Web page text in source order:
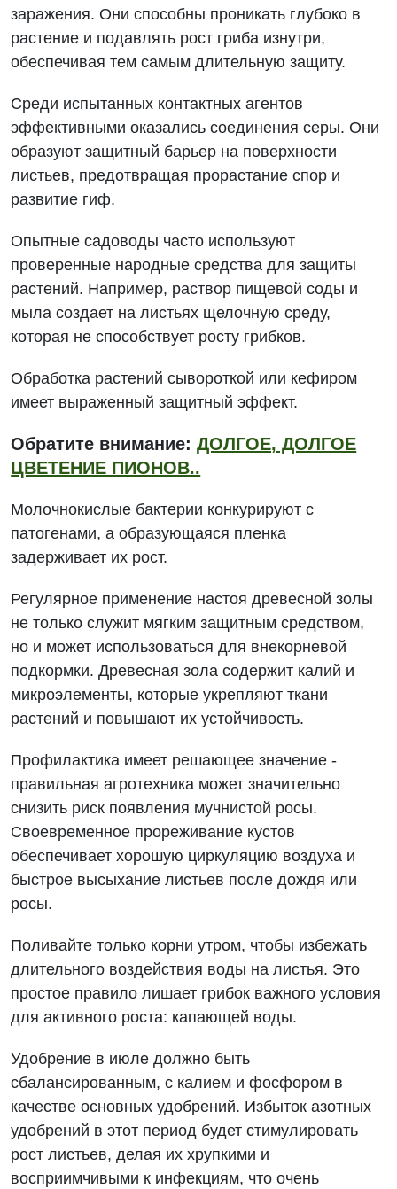
заражения. Они способны проникать глубоко в
растение и подавлять рост гриба изнутри,
обеспечивая тем самым длительную защиту.
Среди испытанных контактных агентов
эффективными оказались соединения серы. Они
образуют защитный барьер на поверхности
листьев, предотвращая прорастание спор и
развитие гиф.
Опытные садоводы часто используют
проверенные народные средства для защиты
растений. Например, раствор пищевой соды и
мыла создает на листьях щелочную среду,
которая не способствует росту грибков.
Обработка растений сывороткой или кефиром
имеет выраженный защитный эффект.
Обратите внимание:ДОЛГОЕ, ДОЛГОЕ
ЦВЕТЕНИЕ ПИОНОВ..
Молочнокислые бактерии конкурируют с
патогенами, а образующаяся пленка
задерживает их рост.
Регулярное применение настоя древесной золы
не только служит мягким защитным средством,
но и может использоваться для внекорневой
подкормки. Древесная зола содержит калий и
микроэлементы, которые укрепляют ткани
растений и повышают их устойчивость.
Профилактика имеет решающее значение -
правильная агротехника может значительно
снизить риск появления мучнистой росы.
Своевременное прореживание кустов
обеспечивает хорошую циркуляцию воздуха и
быстрое высыхание листьев после дождя или
росы.
Поливайте только корни утром, чтобы избежать
длительного воздействия воды на листья. Это
простое правило лишает грибок важного условия
для активного роста: капающей воды.
Удобрение в июле должно быть
сбалансированным, с калием и фосфором в
качестве основных удобрений. Избыток азотных
удобрений в этот период будет стимулировать
рост листьев, делая их хрупкими и
восприимчивыми к инфекциям, что очень